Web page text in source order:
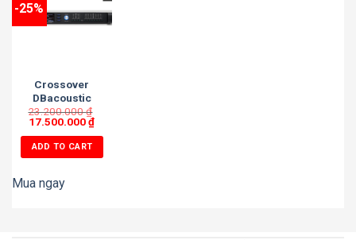
-25%
Crossover
DBacoustic
CD48RTS
23.200.000₫
17.500.000₫
ADD TO CART
Mua ngay